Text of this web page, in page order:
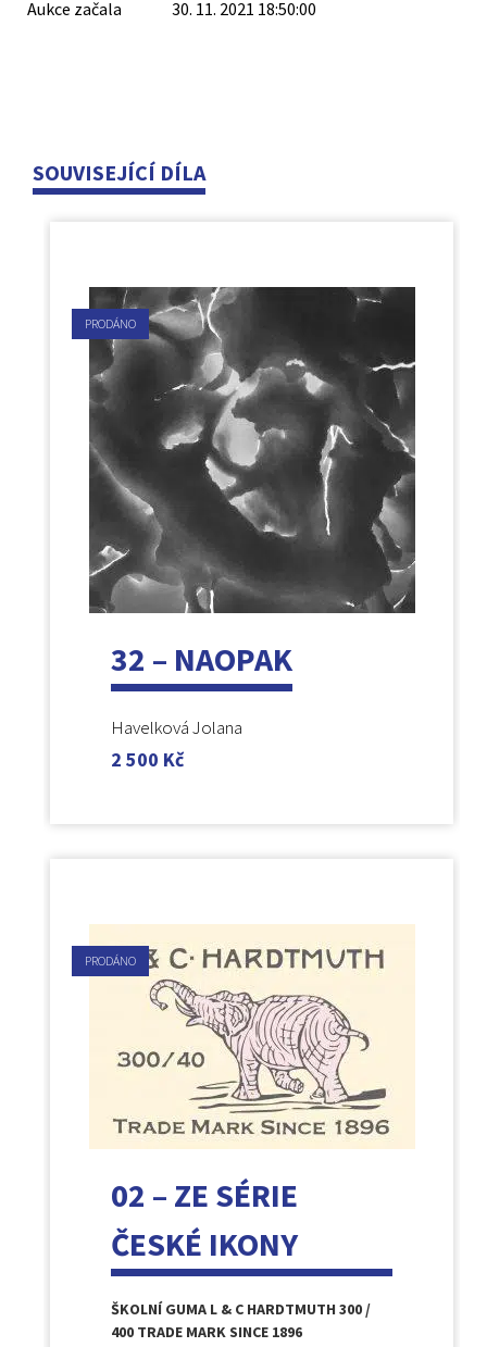
Aukce začala 30. 11. 2021 18:50:00
SOUVISEJÍCÍ DÍLA
PRODÁNO
32 – NAOPAK
Havelková Jolana
2 500 Kč
PRODÁNO
02 – ZE SÉRIE
ČESKÉ IKONY
ŠKOLNÍ GUMA L & C HARDTMUTH 300 /
400 TRADE MARK SINCE 1896